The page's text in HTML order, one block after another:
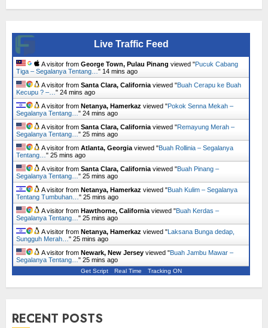
Live Traffic Feed
A visitor from George Town, Pulau Pinang viewed "Pucuk Cabang
Tiga – Segalanya Tentang… " 14 mins ago
A visitor from Santa Clara, California viewed "Buah Cerapu ke Buah
Kecupu ? –… " 24 mins ago
A visitor from Netanya, Hamerkaz viewed "Pokok Senna Mekah –
Segalanya Tentang… " 24 mins ago
A visitor from Santa Clara, California viewed "Remayung Merah –
Segalanya Tentang… " 25 mins ago
A visitor from Atlanta, Georgia viewed "Buah Rollinia – Segalanya
Tentang… " 25 mins ago
A visitor from Santa Clara, California viewed "Buah Pinang –
Segalanya Tentang… " 25 mins ago
A visitor from Netanya, Hamerkaz viewed "Buah Kulim – Segalanya
Tentang Tumbuhan… " 25 mins ago
A visitor from Hawthorne, California viewed "Buah Kerdas –
Segalanya Tentang… " 25 mins ago
A visitor from Netanya, Hamerkaz viewed "Laksana Bunga dedap,
Sungguh Merah… " 25 mins ago
A visitor from Newark, New Jersey viewed "Buah Jambu Mawar –
Segalanya Tentang… " 25 mins ago
Get Script Real Time Tracking ON
RECENT POSTS